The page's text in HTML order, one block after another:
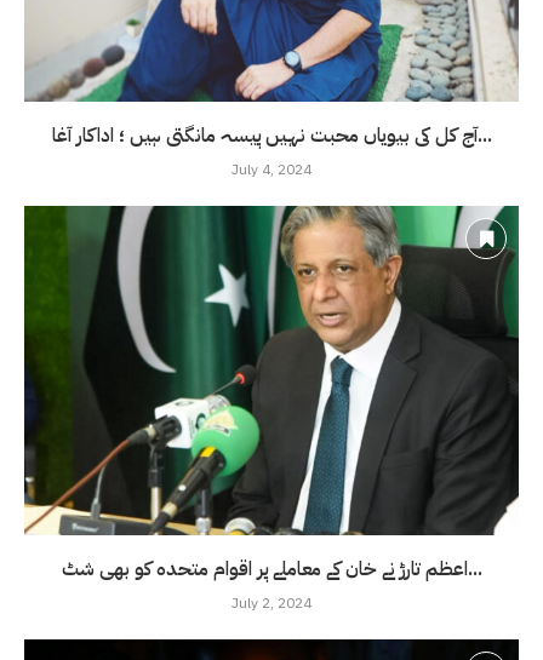
آج کل کی بیویاں محبت نہیں پیسہ مانگتی ہیں ؛ اداکار آغا...
July 4, 2024
اعظم تارڑ نے خان کے معاملے پر اقوام متحدہ کو بھی شٹ...
July 2, 2024